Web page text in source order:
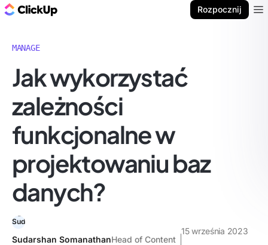
Rozpocznij
MANAGE
Jak wykorzystać
zależności
funkcjonalne w
projektowaniu baz
danych?
Sudarshan SomanathanHead of Content
15 września 2023